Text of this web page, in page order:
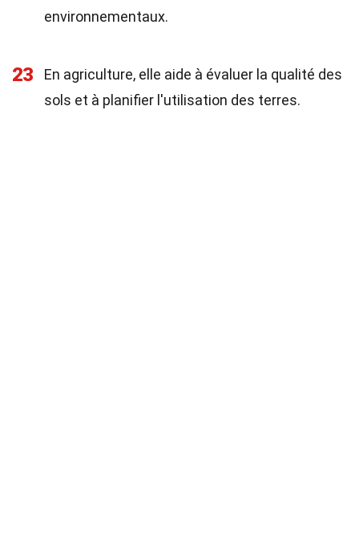
environnementaux.
23
En agriculture, elle aide à évaluer la qualité des
sols et à planifier l'utilisation des terres.